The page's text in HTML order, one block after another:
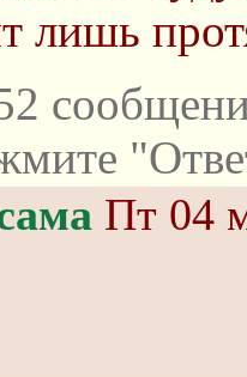
лишь
Пт 04